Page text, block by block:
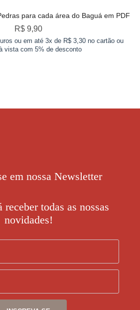
para cada área do Baguá em PDF
R$9,90
ou em até 3x de R$ 3,30 no cartão ou
vista com 5% de desconto
em nossa Newsletter
receber todas as nossas
novidades!